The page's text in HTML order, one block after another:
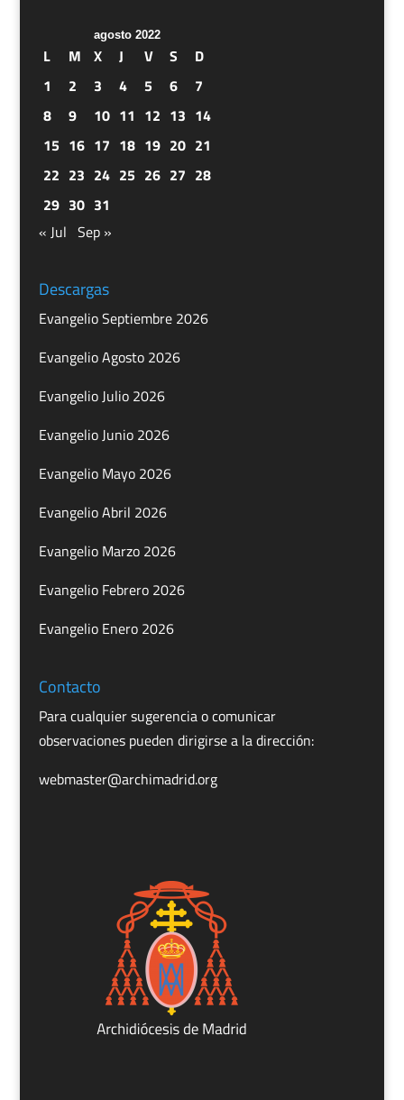
agosto 2022
L M X J V S
D
1
2 3 4 5 6
7
8
9 10 11 12 13 14
15 16 17 18 19 20 21
22 23 24 25 26 27 28
29 30 31
« Jul Sep »
Descargas
Evangelio Septiembre 2026
Evangelio Agosto 2026
Evangelio Julio 2026
Evangelio Junio 2026
Evangelio Mayo 2026
Evangelio Abril 2026
Evangelio Marzo 2026
Evangelio Febrero 2026
Evangelio Enero 2026
Contacto
Para cualquier sugerencia o comunicar
observaciones pueden dirigirse a la dirección:
webmaster@archimadrid.org